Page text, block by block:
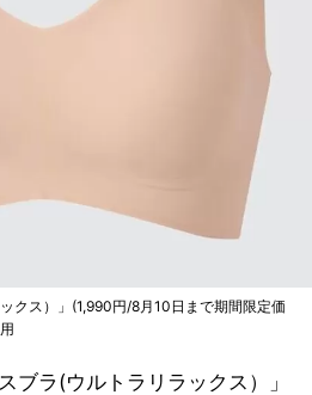
クス）」(1,990円/8月10日まで期間限定価
ブラ(ウルトラリラックス）」